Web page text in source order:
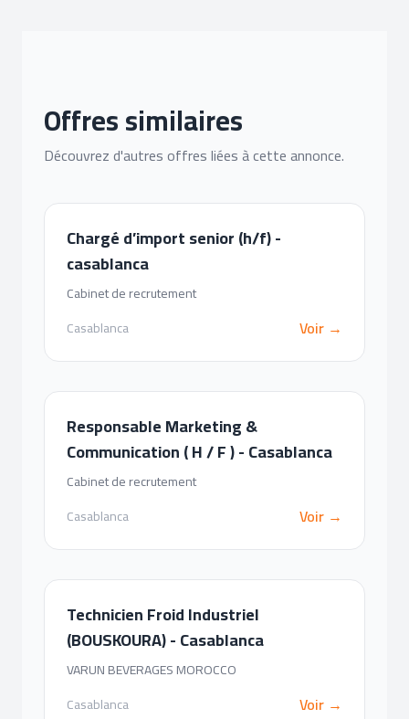
Offres similaires
Découvrez d'autres offres liées à cette annonce.
Chargé d’import senior (h/f) -
casablanca
Cabinet de recrutement
Casablanca
Voir →
Responsable Marketing &
Communication ( H / F ) - Casablanca
Cabinet de recrutement
Casablanca
Voir →
Technicien Froid Industriel
(BOUSKOURA) - Casablanca
VARUN BEVERAGES MOROCCO
Casablanca
Voir →